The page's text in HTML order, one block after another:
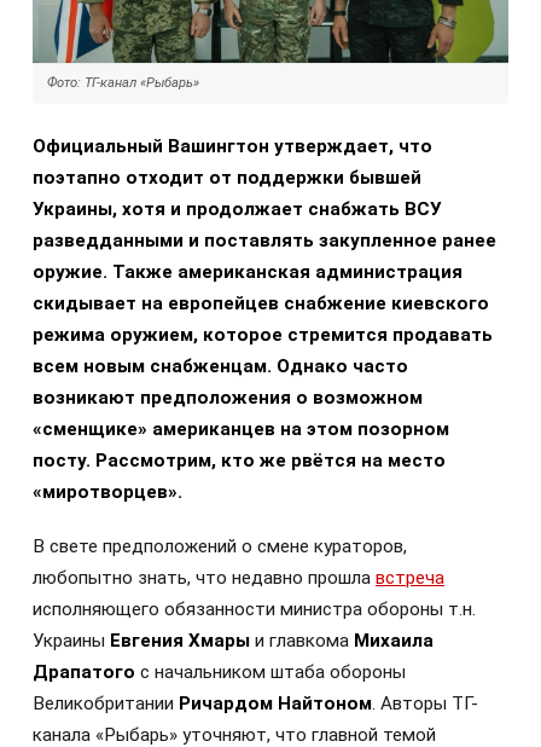
Фото: ТГ-канал «Рыбарь»
Официальный Вашингтон утверждает, что
поэтапно отходит от поддержки бывшей
Украины, хотя и продолжает снабжать ВСУ
разведданными и поставлять закупленное ранее
оружие. Также американская администрация
скидывает на европейцев снабжение киевского
режима оружием, которое стремится продавать
всем новым снабженцам. Однако часто
возникают предположения о возможном
«сменщике» американцев на этом позорном
посту. Рассмотрим, кто же рвётся на место
«миротворцев».
В свете предположений о смене кураторов,
любопытно знать, что недавно прошла встреча
исполняющего обязанности министра обороны т.н.
Украины Евгения Хмары и главкома Михаила
Драпатого с начальником штаба обороны
Великобритании Ричардом Найтоном . Авторы ТГ-
канала «Рыбарь» уточняют, что главной темой